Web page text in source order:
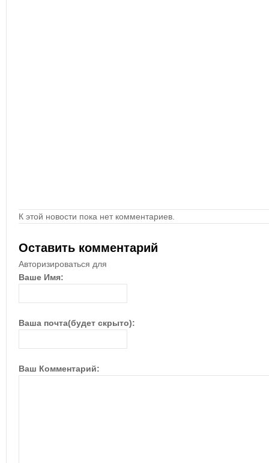
К этой новости пока нет комментариев.
Оставить комментарий
Авторизироваться для
Ваше Имя:
Ваша почта(будет скрыто):
Ваш Комментарий: